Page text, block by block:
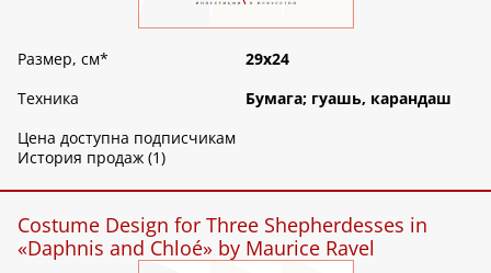
Размер, см*
29х24
Техника
Бумага; гуашь, карандаш
Цена доступна подписчикам
История продаж (1)
Costume Design for Three Shepherdesses in
«Daphnis and Chloé» by Maurice Ravel